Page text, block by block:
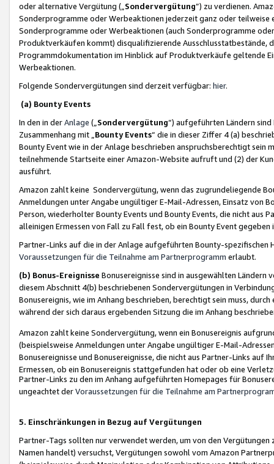
oder alternative Vergütung („ Sondervergütung”) zu verdienen.
Sonderprogramme oder Werbeaktionen jederzeit ganz oder
Sonderprogramme oder Werbeaktionen (auch Sonderprogramme
Produktverkäufen kommt) disqualifizierende Ausschlusstatbestände,
Programmdokumentation im Hinblick auf Produktverkäufe geltende
Werbeaktionen.
Folgende Sondervergütungen sind derzeit verfügbar: hier.
(a) Bounty Events
In den in derAnlage („ Sondervergütung“) aufgeführten Ländern
Zusammenhang mit „ Bounty Events“ die in dieser Ziffer 4 (a)
Bounty Event wie in der Anlage beschrieben anspruchsberechtigt sein
teilnehmende Startseite einer Amazon-Website aufruft und (2) der
ausführt.
Amazon zahlt keine Sondervergütung, wenn das zugrundeliegende
Anmeldungen unter Angabe ungültiger E-Mail-Adressen, Einsatz von
Person, wiederholter Bounty Events und Bounty Events, die nicht
alleinigen Ermessen von Fall zu Fall fest, ob ein Bounty Event
Partner-Links auf die in der Anlage aufgeführten Bounty-spezifischen
Voraussetzungen für die Teilnahme am Partnerprogramm erlaubt.
(b) Bonus-Ereignisse Bonusereignisse sind in ausgewählten Ländern
diesem Abschnitt 4(b) beschriebenen Sondervergütungen in
Bonusereignis, wie im Anhang beschrieben, berechtigt sein muss,
während der sich daraus ergebenden Sitzung die im Anhang
Amazon zahlt keine Sondervergütung, wenn ein Bonusereignis
(beispielsweise Anmeldungen unter Angabe ungültiger E-Mail-
Bonusereignisse und Bonusereignisse, die nicht aus Partner-Links auf
Ermessen, ob ein Bonusereignis stattgefunden hat oder ob eine
Partner-Links zu den im Anhang aufgeführten Homepages für
ungeachtet derVoraussetzungen für die Teilnahme am
5. Einschränkungen in Bezug auf Vergütungen
Partner-Tags sollten nur verwendet werden, um von den
Namen handelt) versuchst, Vergütungen sowohl vom Amazon